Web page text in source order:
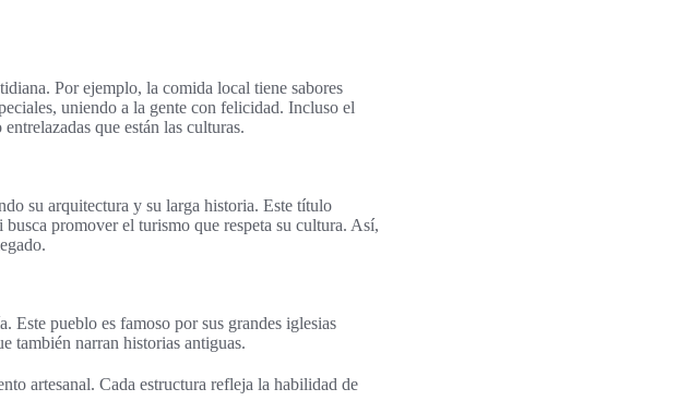
Por ejemplo, la comida local tiene sabores
uniendo a la gente con felicidad. Incluso el
que están las culturas.
su arquitectura y su larga historia. Este título
promover el turismo que respeta su cultura. Así,
Este pueblo es famoso por sus grandes iglesias
también narran historias antiguas.
artesanal. Cada estructura refleja la habilidad de